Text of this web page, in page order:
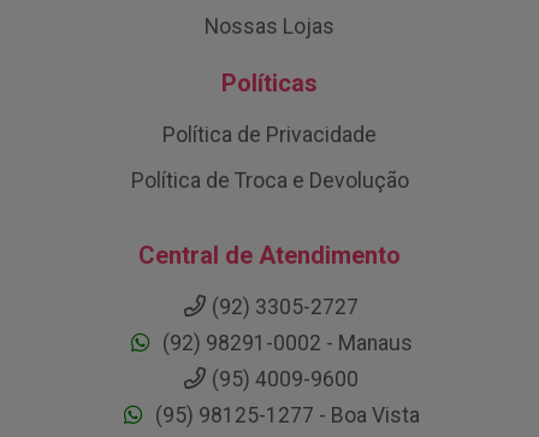
Nossas Lojas
Políticas
Política de Privacidade
Política de Troca e Devolução
Central de Atendimento
(92) 3305-2727
(92) 98291-0002 - Manaus
(95) 4009-9600
(95) 98125-1277 - Boa Vista